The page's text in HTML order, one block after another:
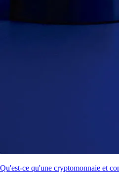
Qu'est-ce qu'une cryptomonnaie et